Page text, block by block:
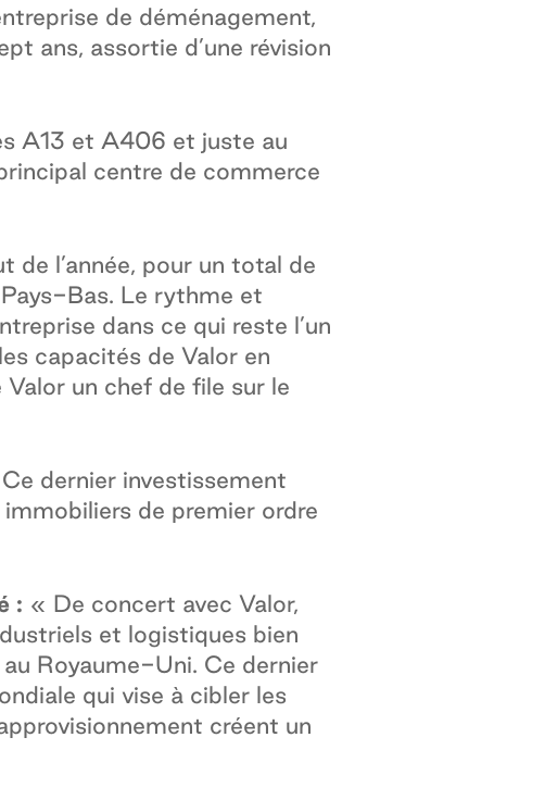
de déménagement,
ans, assortie d’une révision
A13 et A406 et juste au
centre de commerce
l’année, pour un total de
Bas. Le rythme et
dans ce qui reste l’un
capacités de Valor en
un chef de file sur le
dernier investissement
de premier ordre
: « De concert avec Valor,
et logistiques bien
au Royaume-Uni. Ce dernier
qui vise à cibler les
créent un